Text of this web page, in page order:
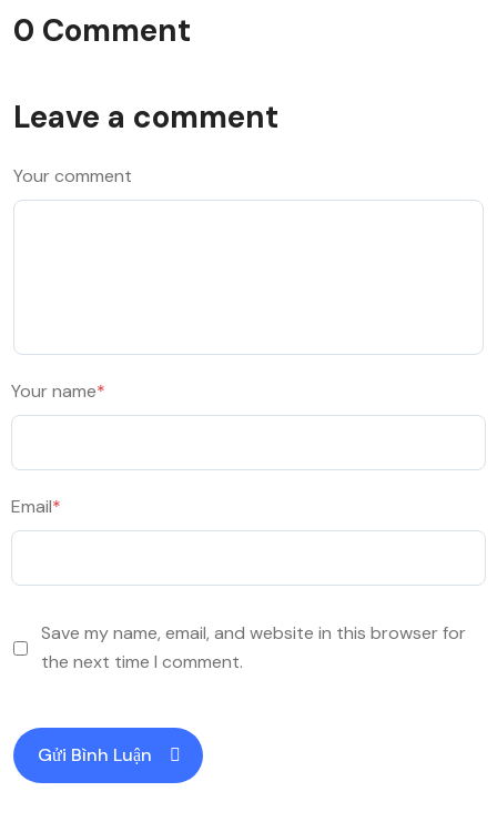
0 Comment
Leave a comment
Your comment
Your name*
Email*
Save my name, email, and website in this browser for
the next time I comment.